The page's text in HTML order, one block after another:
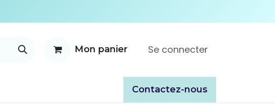
Mon panier Se connecter
Catalogues
​​Contactez-nous